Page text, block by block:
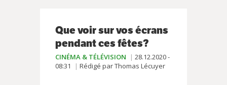
Que voir sur vos écrans
pendant ces fêtes?
CINÉMA & TÉLÉVISION
28.12.2020 -
08:31
Rédigé par Thomas Lécuyer